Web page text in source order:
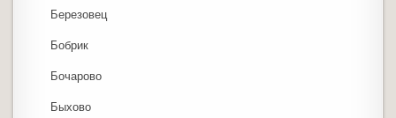
Березовец
Бобрик
Бочарово
Быхово